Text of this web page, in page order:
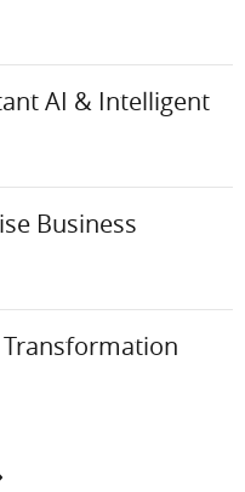
AI & Intelligent
Business